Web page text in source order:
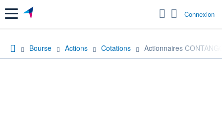
Menu Connexion
Bourse Actions Cotations Actionnaires